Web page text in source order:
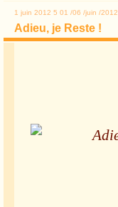
1 juin 2012 5 01 /06 /juin /2012
Adieu, je Reste !